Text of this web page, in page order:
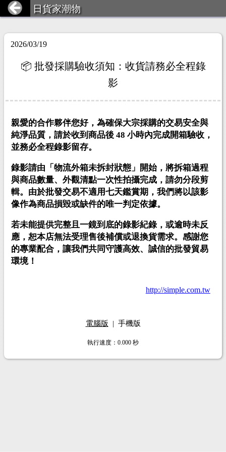
日貨家潮物
2026/03/19
📦 批發採購驗收須知：收貨請務必全程錄
影
親愛的合作夥伴您好，為確保大宗採購的交易安全與
純淨品質， 請於收到商品後 48 小時內完成開箱驗收，
並務必全程錄影留存。
錄影請由「物流外箱未拆封狀態」開始，將拆箱過程
與商品數量、外觀清點一次性拍攝完成，請勿分段剪
輯。由於批發交易不適用七天鑑賞期，我們將以該影
像作為商品損毀或缺件的唯一判定依據。
若未能提供完整且一鏡到底的錄影紀錄，或逾時未反
應，恕本店無法受理售後補償或退換貨需求。感謝您
的專業配合，讓我們共同守護高效、誠信的批發貿易
環境！
http://simple.com.tw
電腦版 | 手機版
執行速度 ：0.000 秒